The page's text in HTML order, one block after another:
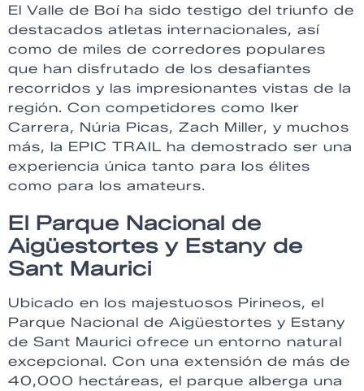
El Valle de Boí ha sido testigo del triunfo de
destacados atletas internacionales, así
como de miles de corredores populares
que han disfrutado de los desafiantes
recorridos y las impresionantes vistas de la
región. Con competidores como Iker
Carrera, Núria Picas, Zach Miller, y muchos
más, la EPIC TRAIL ha demostrado ser una
experiencia única tanto para los élites
como para los amateurs.
El Parque Nacional de
Aigüestortes y Estany de
Sant Maurici
Ubicado en los majestuosos Pirineos, el
Parque Nacional de Aigüestortes y Estany
de Sant Maurici ofrece un entorno natural
excepcional. Con una extensión de más de
40,000 hectáreas, el parque alberga una